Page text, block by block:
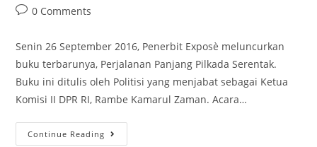
0 Comments
Senin 26 September 2016, Penerbit Exposè meluncurkan
buku terbarunya, Perjalanan Panjang Pilkada Serentak.
Buku ini ditulis oleh Politisi yang menjabat sebagai Ketua
Komisi II DPR RI, Rambe Kamarul Zaman. Acara…
Continue Reading